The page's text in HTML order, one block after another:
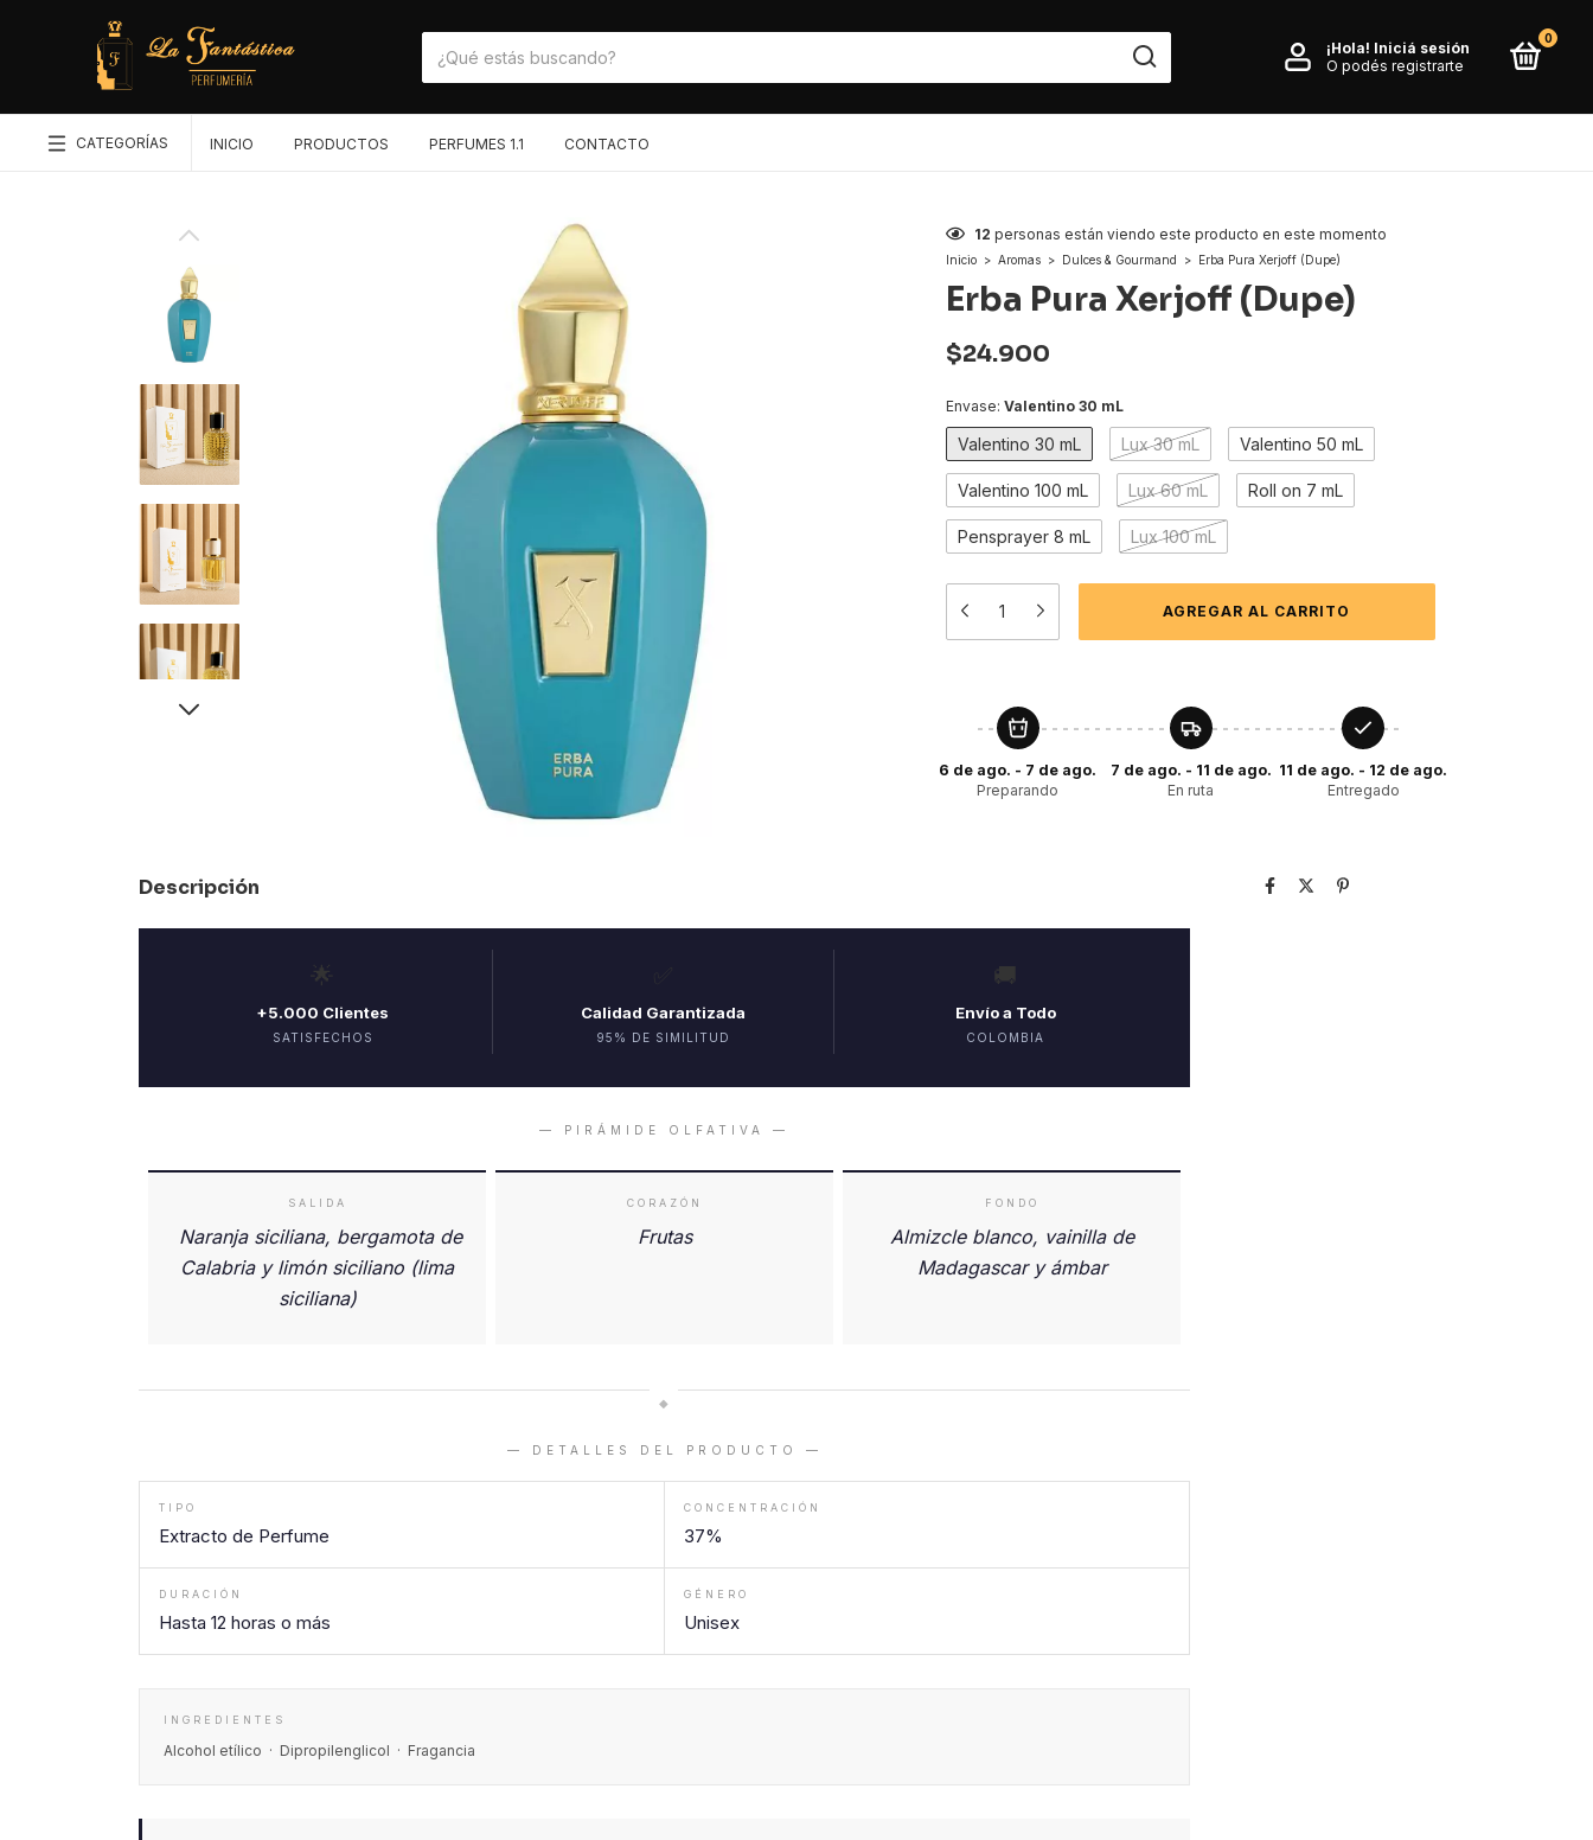
¡Hola! Iniciá sesión
O podés registrarte
0
CATEGORÍAS INICIO PRODUCTOS PERFUMES 1.1 CONTACTO
8 personas están viendo este producto en este momento
Inicio > Aromas > Dulces & Gourmand > Erba Pura Xerjoff (Dupe)
Erba Pura Xerjoff (Dupe)
$24.900
Envase: Valentino 30 mL
Valentino 30 mL Lux 30 mL Valentino 50 mL
Valentino 100 mL Lux 60 mL Roll on 7 mL
Pensprayer 8 mL Lux 100 mL
6 de ago. - 7 de ago.
Preparando
7 de ago. - 11 de ago.
En ruta
11 de ago. - 12 de ago.
Entregado
Descripción
🌟
+5.000 Clientes
SATISFECHOS
Calidad Garantizada
95% DE SIMILITUD
🚚
Envío a Todo
COLOMBIA
— PIRÁMIDE OLFATIVA —
SALIDA
Naranja siciliana, bergamota de
Calabria y limón siciliano (lima
siciliana)
CORAZÓN
Frutas
FONDO
Almizcle blanco, vainilla de
Madagascar y ámbar
◆
— DETALLES DEL PRODUCTO —
TIPO
Extracto de Perfume
CONCENTRACIÓN
37%
DURACIÓN
Hasta 12 horas o más
GÉNERO
Unisex
INGREDIENTES
Alcohol etílico · Dipropilenglicol · Fragancia